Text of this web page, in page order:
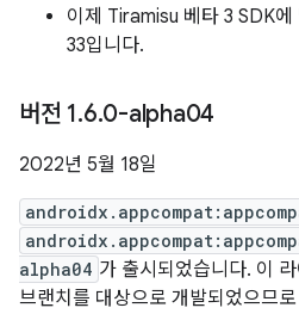
이제 Tiramisu 베타 3 SDK에
33입니다.
버전 1.6.0-alpha04
2022년 5월 18일
alpha04 가 출시되었습니다. 이
브랜치를 대상으로 개발되었으므